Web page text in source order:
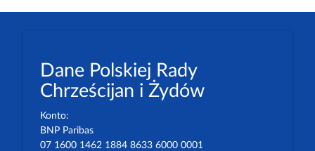
Dane Polskiej Rady
Chrześcijan i Żydów
Konto:
BNP Paribas
07 1600 1462 1884 8633 6000 0001